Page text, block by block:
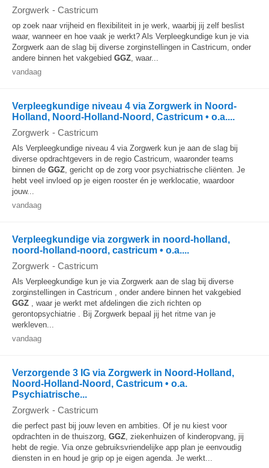
Zorgwerk - Castricum
op zoek naar vrijheid en flexibiliteit in je werk, waarbij jij zelf beslist
waar, wanneer en hoe vaak je werkt? Als Verpleegkundige kun je via
Zorgwerk aan de slag bij diverse zorginstellingen in Castricum, onder
andere binnen het vakgebied GGZ, waar...
vandaag
Verpleegkundige niveau 4 via Zorgwerk in Noord-
Holland, Noord-Holland-Noord, Castricum • o.a....
Zorgwerk - Castricum
Als Verpleegkundige niveau 4 via Zorgwerk kun je aan de slag bij
diverse opdrachtgevers in de regio Castricum, waaronder teams
binnen de GGZ, gericht op de zorg voor psychiatrische cliënten. Je
hebt veel invloed op je eigen rooster én je werklocatie, waardoor
jouw...
vandaag
Verpleegkundige via zorgwerk in noord-holland,
noord-holland-noord, castricum • o.a....
Zorgwerk - Castricum
Als Verpleegkundige kun je via Zorgwerk aan de slag bij diverse
zorginstellingen in Castricum , onder andere binnen het vakgebied
GGZ , waar je werkt met afdelingen die zich richten op
gerontopsychiatrie . Bij Zorgwerk bepaal jij het ritme van je
werkleven...
vandaag
Verzorgende 3 IG via Zorgwerk in Noord-Holland,
Noord-Holland-Noord, Castricum • o.a.
Psychiatrische...
Zorgwerk - Castricum
die perfect past bij jouw leven en ambities. Of je nu kiest voor
opdrachten in de thuiszorg, GGZ, ziekenhuizen of kinderopvang, jij
hebt de regie. Via onze gebruiksvriendelijke app plan je eenvoudig
diensten in en houd je grip op je eigen agenda. Je werkt...